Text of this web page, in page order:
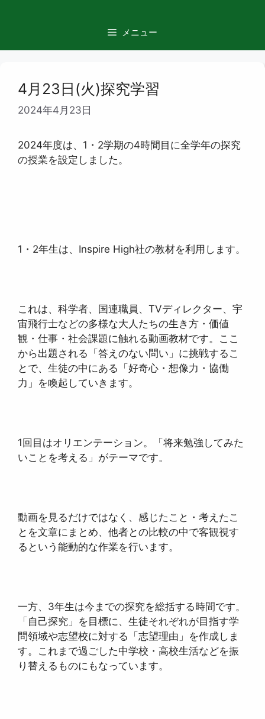
ン
メニュー
4月23日(火)探究学習
2024年4月23日
2024年度は、1・2学期の4時間目に全学年の探究
の授業を設定しました。
1・2年生は、Inspire High社の教材を利用します。
これは、科学者、国連職員、TVディレクター、宇
宙飛行士などの多様な大人たちの生き方・価値
観・仕事・社会課題に触れる動画教材です。ここ
から出題される「答えのない問い」に挑戦するこ
とで、生徒の中にある「好奇心・想像力・協働
力」を喚起していきます。
1回目はオリエンテーション。「将来勉強してみた
いことを考える」がテーマです。
動画を見るだけではなく、感じたこと・考えたこ
とを文章にまとめ、他者との比較の中で客観視す
るという能動的な作業を行います。
一方、3年生は今までの探究を総括する時間です。
「自己探究」を目標に、生徒それぞれが目指す学
問領域や志望校に対する「志望理由」を作成しま
す。これまで過ごした中学校・高校生活などを振
り替えるものにもなっています。